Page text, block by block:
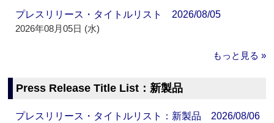
プレスリリース・タイトルリスト 2026/08/05
2026年08月05日 (水)
もっと見る »
Press Release Title List：新製品
プレスリリース・タイトルリスト：新製品 2026/08/06